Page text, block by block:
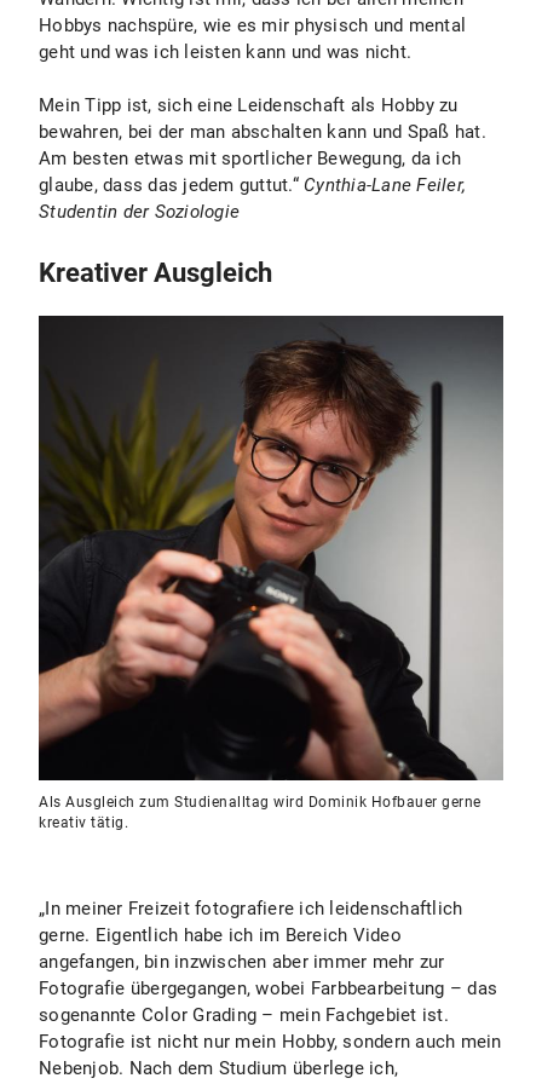
Hobbys nachspüre, wie es mir physisch und mental
geht und was ich leisten kann und was nicht.
Mein Tipp ist, sich eine Leidenschaft als Hobby zu
bewahren, bei der man abschalten kann und Spaß hat.
Am besten etwas mit sportlicher Bewegung, da ich
glaube, dass das jedem guttut.“ Cynthia-Lane Feiler,
Studentin der Soziologie
Kreativer Ausgleich
Als Ausgleich zum Studienalltag wird Dominik Hofbauer gerne
kreativ tätig.
„In meiner Freizeit fotografiere ich leidenschaftlich
gerne. Eigentlich habe ich im Bereich Video
angefangen, bin inzwischen aber immer mehr zur
Fotografie übergegangen, wobei Farbbearbeitung – das
sogenannte Color Grading – mein Fachgebiet ist.
Fotografie ist nicht nur mein Hobby, sondern auch mein
Nebenjob. Nach dem Studium überlege ich,